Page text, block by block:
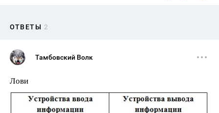
ОТВЕТЫ 2
Тамбовский Волк
Лови